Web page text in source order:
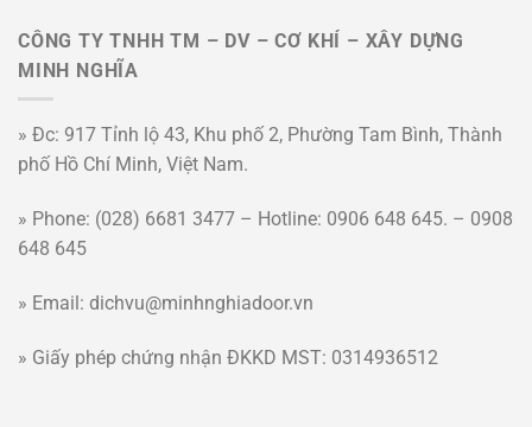
CÔNG TY TNHH TM – DV – CƠ KHÍ – XÂY DỰNG
MINH NGHĨA
» Đc: 917 Tỉnh lộ 43, Khu phố 2, Phường Tam Bình, Thành
phố Hồ Chí Minh, Việt Nam.
» Phone: (028) 6681 3477 – Hotline: 0906 648 645. – 0908
648 645
» Email: dichvu@minhnghiadoor.vn
» Giấy phép chứng nhận ĐKKD MST: 0314936512